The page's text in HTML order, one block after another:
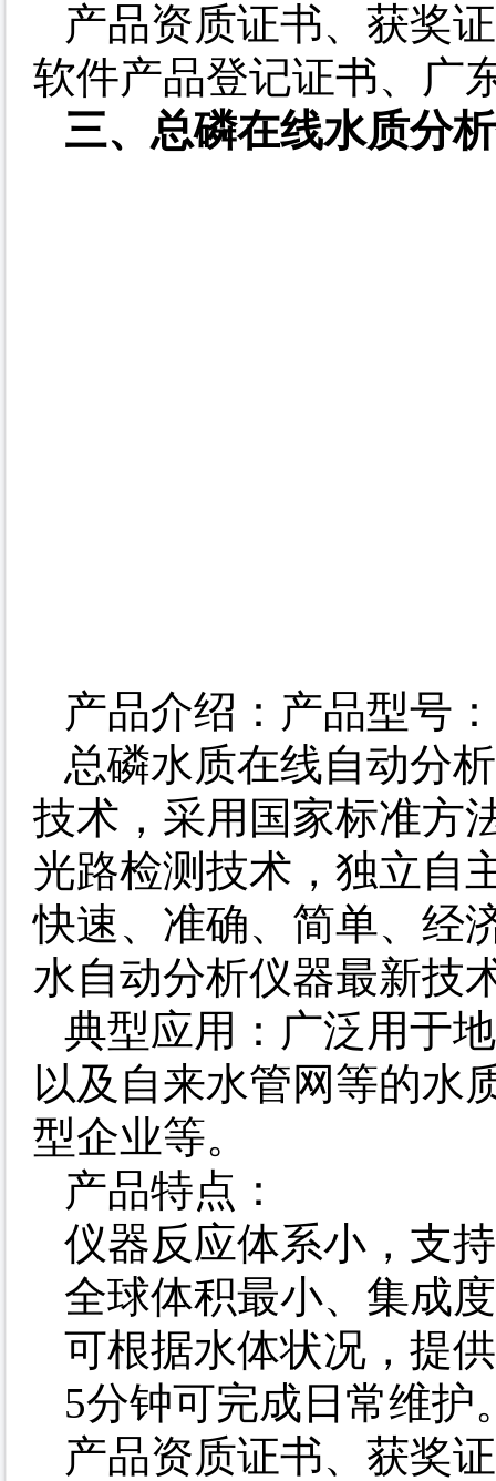
产品资质证书、获奖
软件产品登记证书、广
三、总磷在线水质分
产品介绍：产品型号
总磷水质在线自动分
技术，采用国家标准方
光路检测技术，独立自
快速、准确、简单、经
水自动分析仪器最新技
典型应用：广泛用于
以及自来水管网等的水
型企业等。
产品特点：
仪器反应体系小，支
全球体积最小、集成
可根据水体状况，提
5分钟可完成日常维护
产品资质证书、获奖